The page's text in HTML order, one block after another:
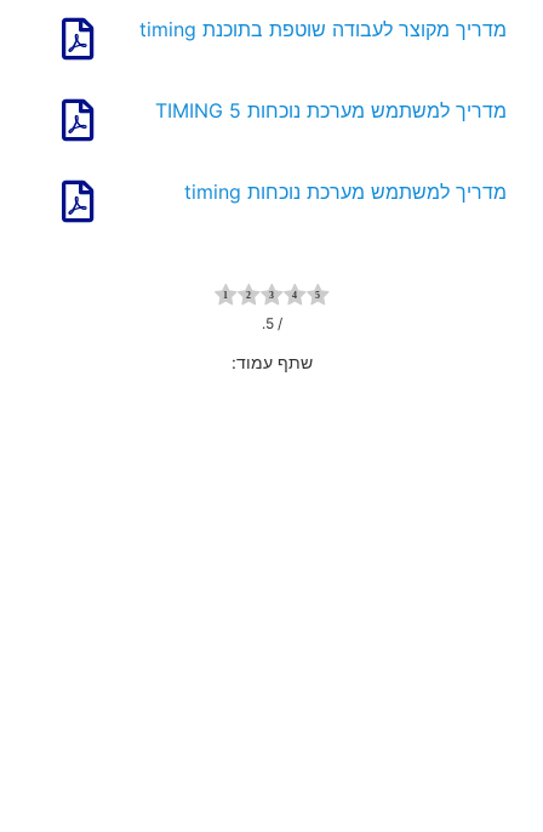
מדריך מקוצר לעבודה שוטפת בתוכנת timing
מדריך למשתמש מערכת נוכחות TIMING 5
מדריך למשתמש מערכת נוכחות timing
/ 5.
שתף עמוד: